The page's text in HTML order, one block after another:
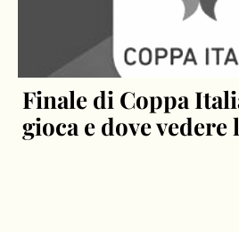
Finale di Coppa
gioca e dove